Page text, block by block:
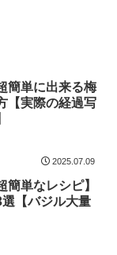
簡単に出来る梅
【実際の経過写
2025.07.09
簡単なレシピ】
【バジル大量